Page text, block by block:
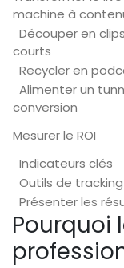
machine à
Découper en clips
courts
Recycler en
Alimenter un
conversion
Mesurer le ROI
Indicateurs clés
Outils de tracking
Présenter les
Pourquoi